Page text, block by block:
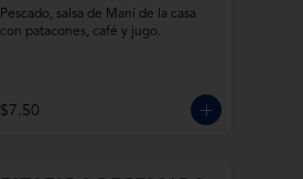
Pescado, salsa de Maní de la casa
con patacones, café y jugo.
$7.50